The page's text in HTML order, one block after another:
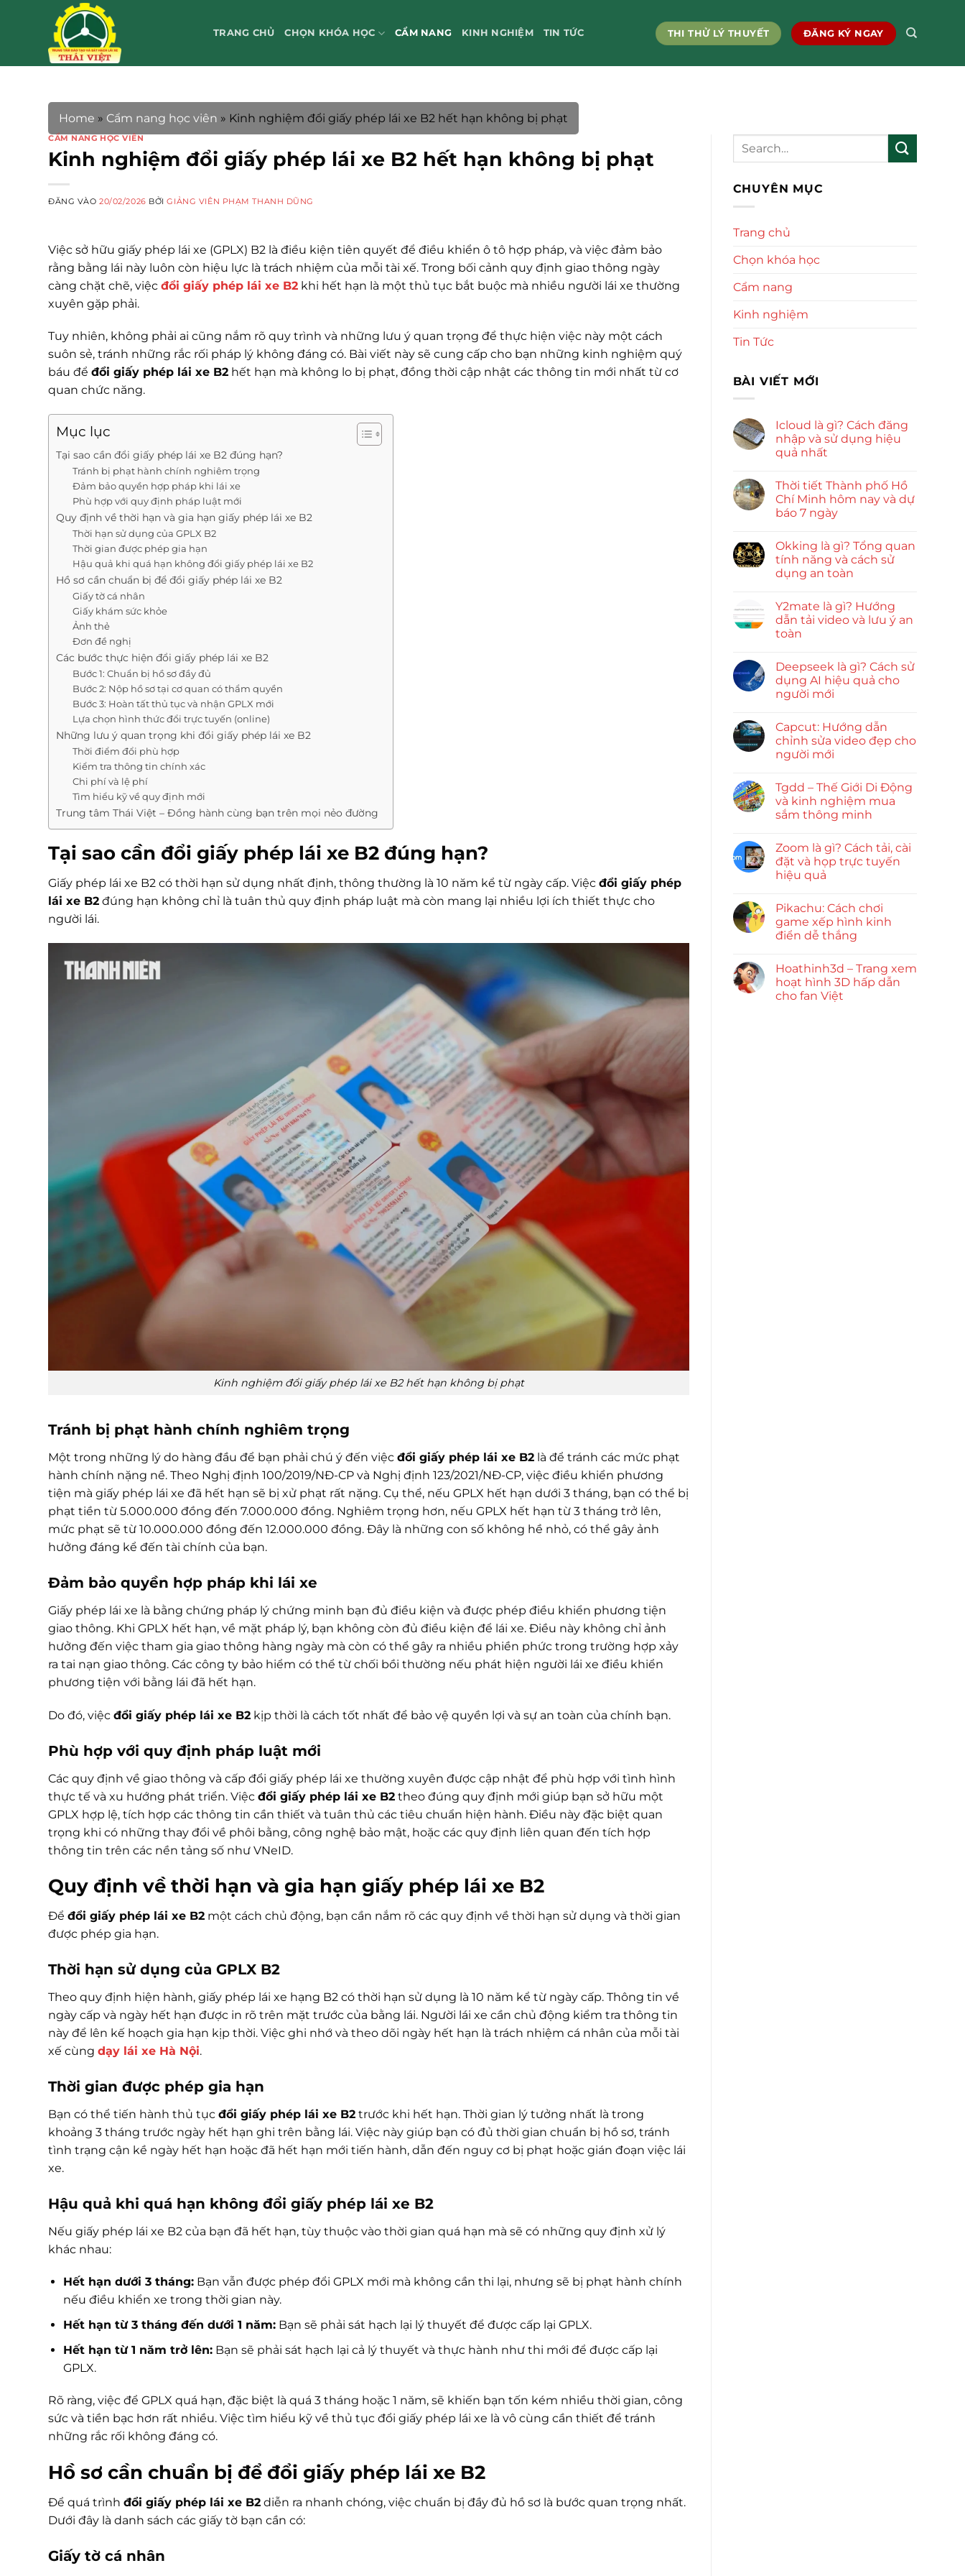
TRANG CHỦ CHỌN KHÓA HỌC CẨM NANG KINH NGHIỆM TIN TỨC THI THỬ LÝ THUYẾT ĐĂNG KÝ NGAY
Home » Cẩm nang học viên » Kinh nghiệm đổi giấy phép lái xe B2 hết hạn không bị phạt
CẨM NANG HỌC VIÊN
Kinh nghiệm đổi giấy phép lái xe B2 hết hạn không bị phạt
ĐĂNG VÀO20/02/2026 BỞIGIẢNG VIÊN PHẠM THANH DŨNG
Việc sở hữu giấy phép lái xe (GPLX) B2 là điều kiện tiên quyết để điều khiển ô tô hợp pháp, và việc đảm bảo
rằng bằng lái này luôn còn hiệu lực là trách nhiệm của mỗi tài xế. Trong bối cảnh quy định giao thông ngày
càng chặt chẽ, việc đổi giấy phép lái xe B2 khi hết hạn là một thủ tục bắt buộc mà nhiều người lái xe thường
xuyên gặp phải.
Tuy nhiên, không phải ai cũng nắm rõ quy trình và những lưu ý quan trọng để thực hiện việc này một cách
suôn sẻ, tránh những rắc rối pháp lý không đáng có. Bài viết này sẽ cung cấp cho bạn những kinh nghiệm quý
báu để đổi giấy phép lái xe B2 hết hạn mà không lo bị phạt, đồng thời cập nhật các thông tin mới nhất từ cơ
quan chức năng.
Mục lục
Tại sao cần đổi giấy phép lái xe B2 đúng hạn?
Tránh bị phạt hành chính nghiêm trọng
Đảm bảo quyền hợp pháp khi lái xe
Phù hợp với quy định pháp luật mới
Quy định về thời hạn và gia hạn giấy phép lái xe B2
Thời hạn sử dụng của GPLX B2
Thời gian được phép gia hạn
Hậu quả khi quá hạn không đổi giấy phép lái xe B2
Hồ sơ cần chuẩn bị để đổi giấy phép lái xe B2
Giấy tờ cá nhân
Giấy khám sức khỏe
Ảnh thẻ
Đơn đề nghị
Các bước thực hiện đổi giấy phép lái xe B2
Bước 1: Chuẩn bị hồ sơ đầy đủ
Bước 2: Nộp hồ sơ tại cơ quan có thẩm quyền
Bước 3: Hoàn tất thủ tục và nhận GPLX mới
Lựa chọn hình thức đổi trực tuyến (online)
Những lưu ý quan trọng khi đổi giấy phép lái xe B2
Thời điểm đổi phù hợp
Kiểm tra thông tin chính xác
Chi phí và lệ phí
Tìm hiểu kỹ về quy định mới
Trung tâm Thái Việt – Đồng hành cùng bạn trên mọi nẻo đường
Tại sao cần đổi giấy phép lái xe B2 đúng hạn?
Giấy phép lái xe B2 có thời hạn sử dụng nhất định, thông thường là 10 năm kể từ ngày cấp. Việc đổi giấy phép
lái xe B2 đúng hạn không chỉ là tuân thủ quy định pháp luật mà còn mang lại nhiều lợi ích thiết thực cho
người lái.
Kinh nghiệm đổi giấy phép lái xe B2 hết hạn không bị phạt
Tránh bị phạt hành chính nghiêm trọng
Một trong những lý do hàng đầu để bạn phải chú ý đến việc đổi giấy phép lái xe B2 là để tránh các mức phạt
hành chính nặng nề. Theo Nghị định 100/2019/NĐ-CP và Nghị định 123/2021/NĐ-CP, việc điều khiển phương
tiện mà giấy phép lái xe đã hết hạn sẽ bị xử phạt rất nặng. Cụ thể, nếu GPLX hết hạn dưới 3 tháng, bạn có thể bị
phạt tiền từ 5.000.000 đồng đến 7.000.000 đồng. Nghiêm trọng hơn, nếu GPLX hết hạn từ 3 tháng trở lên,
mức phạt sẽ từ 10.000.000 đồng đến 12.000.000 đồng. Đây là những con số không hề nhỏ, có thể gây ảnh
hưởng đáng kể đến tài chính của bạn.
Đảm bảo quyền hợp pháp khi lái xe
Giấy phép lái xe là bằng chứng pháp lý chứng minh bạn đủ điều kiện và được phép điều khiển phương tiện
giao thông. Khi GPLX hết hạn, về mặt pháp lý, bạn không còn đủ điều kiện để lái xe. Điều này không chỉ ảnh
hưởng đến việc tham gia giao thông hàng ngày mà còn có thể gây ra nhiều phiền phức trong trường hợp xảy
ra tai nạn giao thông. Các công ty bảo hiểm có thể từ chối bồi thường nếu phát hiện người lái xe điều khiển
phương tiện với bằng lái đã hết hạn.
Do đó, việc đổi giấy phép lái xe B2 kịp thời là cách tốt nhất để bảo vệ quyền lợi và sự an toàn của chính bạn.
Phù hợp với quy định pháp luật mới
Các quy định về giao thông và cấp đổi giấy phép lái xe thường xuyên được cập nhật để phù hợp với tình hình
thực tế và xu hướng phát triển. Việc đổi giấy phép lái xe B2 theo đúng quy định mới giúp bạn sở hữu một
GPLX hợp lệ, tích hợp các thông tin cần thiết và tuân thủ các tiêu chuẩn hiện hành. Điều này đặc biệt quan
trọng khi có những thay đổi về phôi bằng, công nghệ bảo mật, hoặc các quy định liên quan đến tích hợp
thông tin trên các nền tảng số như VNeID.
Quy định về thời hạn và gia hạn giấy phép lái xe B2
Để đổi giấy phép lái xe B2 một cách chủ động, bạn cần nắm rõ các quy định về thời hạn sử dụng và thời gian
được phép gia hạn.
Thời hạn sử dụng của GPLX B2
Theo quy định hiện hành, giấy phép lái xe hạng B2 có thời hạn sử dụng là 10 năm kể từ ngày cấp. Thông tin về
ngày cấp và ngày hết hạn được in rõ trên mặt trước của bằng lái. Người lái xe cần chủ động kiểm tra thông tin
này để lên kế hoạch gia hạn kịp thời. Việc ghi nhớ và theo dõi ngày hết hạn là trách nhiệm cá nhân của mỗi tài
xế cùng dạy lái xe Hà Nội.
Thời gian được phép gia hạn
Bạn có thể tiến hành thủ tục đổi giấy phép lái xe B2 trước khi hết hạn. Thời gian lý tưởng nhất là trong
khoảng 3 tháng trước ngày hết hạn ghi trên bằng lái. Việc này giúp bạn có đủ thời gian chuẩn bị hồ sơ, tránh
tình trạng cận kề ngày hết hạn hoặc đã hết hạn mới tiến hành, dẫn đến nguy cơ bị phạt hoặc gián đoạn việc lái
xe.
Hậu quả khi quá hạn không đổi giấy phép lái xe B2
Nếu giấy phép lái xe B2 của bạn đã hết hạn, tùy thuộc vào thời gian quá hạn mà sẽ có những quy định xử lý
khác nhau:
Hết hạn dưới 3 tháng:Bạn vẫn được phép đổi GPLX mới mà không cần thi lại, nhưng sẽ bị phạt hành chính
nếu điều khiển xe trong thời gian này.
Hết hạn từ 3 tháng đến dưới 1 năm:Bạn sẽ phải sát hạch lại lý thuyết để được cấp lại GPLX.
Hết hạn từ 1 năm trở lên:Bạn sẽ phải sát hạch lại cả lý thuyết và thực hành như thi mới để được cấp lại
GPLX.
Rõ ràng, việc để GPLX quá hạn, đặc biệt là quá 3 tháng hoặc 1 năm, sẽ khiến bạn tốn kém nhiều thời gian, công
sức và tiền bạc hơn rất nhiều. Việc tìm hiểu kỹ về thủ tục đổi giấy phép lái xe là vô cùng cần thiết để tránh
những rắc rối không đáng có.
Hồ sơ cần chuẩn bị để đổi giấy phép lái xe B2
Để quá trình đổi giấy phép lái xe B2 diễn ra nhanh chóng, việc chuẩn bị đầy đủ hồ sơ là bước quan trọng nhất.
Dưới đây là danh sách các giấy tờ bạn cần có:
Giấy tờ cá nhân
CHUYÊN MỤC
Trang chủ
Chọn khóa học
Cẩm nang
Kinh nghiệm
Tin Tức
BÀI VIẾT MỚI
Icloud là gì? Cách đăng
nhập và sử dụng hiệu
quả nhất
Thời tiết Thành phố Hồ
Chí Minh hôm nay và dự
báo 7 ngày
Okking là gì? Tổng quan
tính năng và cách sử
dụng an toàn
Y2mate là gì? Hướng
dẫn tải video và lưu ý an
toàn
Deepseek là gì? Cách sử
dụng AI hiệu quả cho
người mới
Capcut: Hướng dẫn
chỉnh sửa video đẹp cho
người mới
Tgdd – Thế Giới Di Động
và kinh nghiệm mua
sắm thông minh
Zoom là gì? Cách tải, cài
đặt và họp trực tuyến
hiệu quả
Pikachu: Cách chơi
game xếp hình kinh
điển dễ thắng
Hoathinh3d – Trang xem
hoạt hình 3D hấp dẫn
cho fan Việt